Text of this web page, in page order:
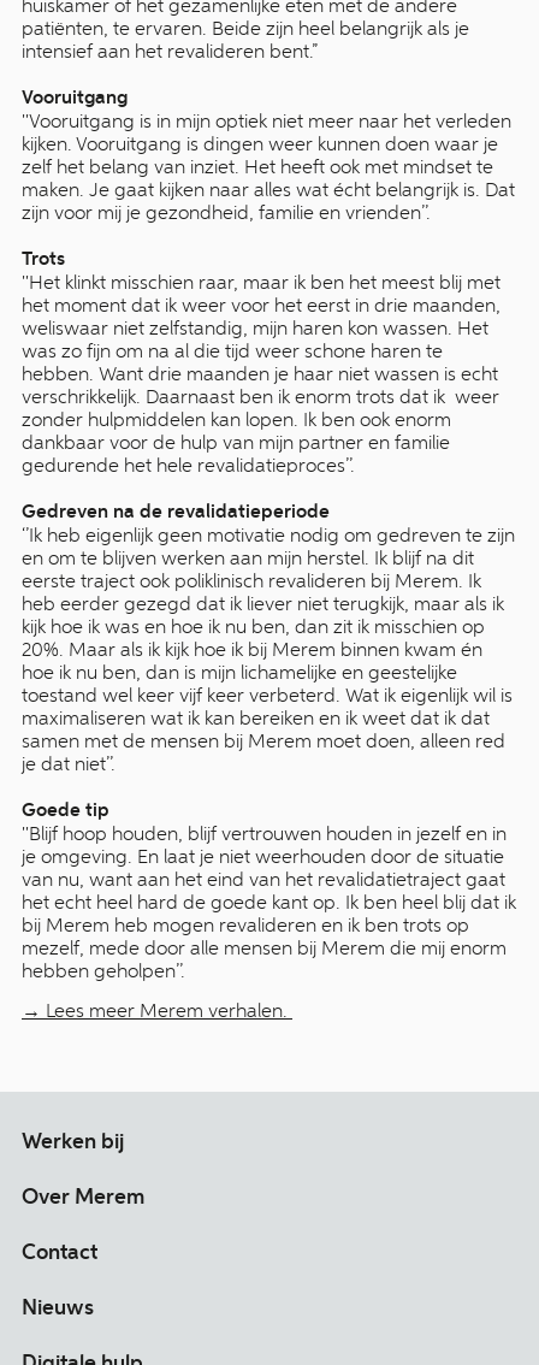
huiskamer of het gezamenlijke eten met de andere
patiënten, te ervaren. Beide zijn heel belangrijk als je
intensief aan het revalideren bent.”
Vooruitgang
''Vooruitgang is in mijn optiek niet meer naar het verleden
kijken. Vooruitgang is dingen weer kunnen doen waar je
zelf het belang van inziet. Het heeft ook met mindset te
maken. Je gaat kijken naar alles wat écht belangrijk is. Dat
zijn voor mij je gezondheid, familie en vrienden’’.
Trots
''Het klinkt misschien raar, maar ik ben het meest blij met
het moment dat ik weer voor het eerst in drie maanden,
weliswaar niet zelfstandig, mijn haren kon wassen. Het
was zo fijn om na al die tijd weer schone haren te
hebben. Want drie maanden je haar niet wassen is echt
verschrikkelijk. Daarnaast ben ik enorm trots dat ik weer
zonder hulpmiddelen kan lopen. Ik ben ook enorm
dankbaar voor de hulp van mijn partner en familie
gedurende het hele revalidatieproces’’.
Gedreven na de revalidatieperiode
‘’Ik heb eigenlijk geen motivatie nodig om gedreven te zijn
en om te blijven werken aan mijn herstel. Ik blijf na dit
eerste traject ook poliklinisch revalideren bij Merem. Ik
heb eerder gezegd dat ik liever niet terugkijk, maar als ik
kijk hoe ik was en hoe ik nu ben, dan zit ik misschien op
20%. Maar als ik kijk hoe ik bij Merem binnen kwam én
hoe ik nu ben, dan is mijn lichamelijke en geestelijke
toestand wel keer vijf keer verbeterd. Wat ik eigenlijk wil is
maximaliseren wat ik kan bereiken en ik weet dat ik dat
samen met de mensen bij Merem moet doen, alleen red
je dat niet’’.
Goede tip
''Blijf hoop houden, blijf vertrouwen houden in jezelf en in
je omgeving. En laat je niet weerhouden door de situatie
van nu, want aan het eind van het revalidatietraject gaat
het echt heel hard de goede kant op. Ik ben heel blij dat ik
bij Merem heb mogen revalideren en ik ben trots op
mezelf, mede door alle mensen bij Merem die mij enorm
hebben geholpen’’.
→ Lees meer Merem verhalen.
Werken bij
Over Merem
Contact
Nieuws